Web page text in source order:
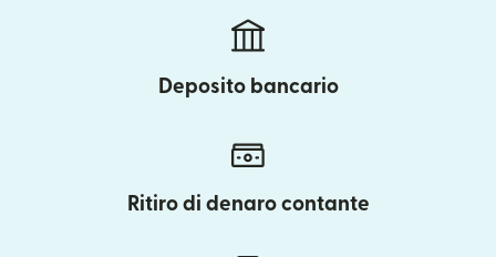
Deposito bancario
Ritiro di denaro contante